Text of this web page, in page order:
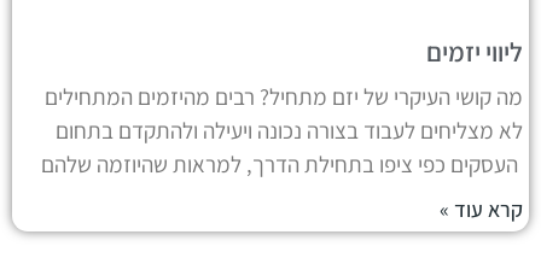
ליווי יזמים
מה קושי העיקרי של יזם מתחיל? רבים מהיזמים המתחילים
לא מצליחים לעבוד בצורה נכונה ויעילה ולהתקדם בתחום
העסקים כפי ציפו בתחילת הדרך, למראות שהיוזמה שלהם
קרא עוד »